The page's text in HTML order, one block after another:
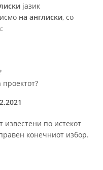
јазик
на англиски, со
известени по истекот
конечниот избор.